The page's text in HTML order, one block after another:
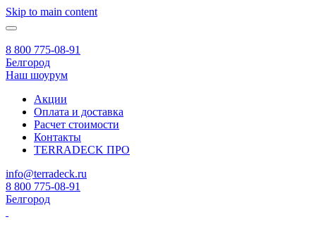
Skip to main content
8 800 775-08-91
Белгород
Наш шоурум
Акции
Оплата и доставка
Расчет стоимости
Контакты
TERRADECK ПРО
info@terradeck.ru
8 800 775-08-91
Белгород